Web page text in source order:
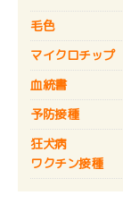
毛色
マイクロチップ
血統書
予防接種
狂犬病
ワクチン接種